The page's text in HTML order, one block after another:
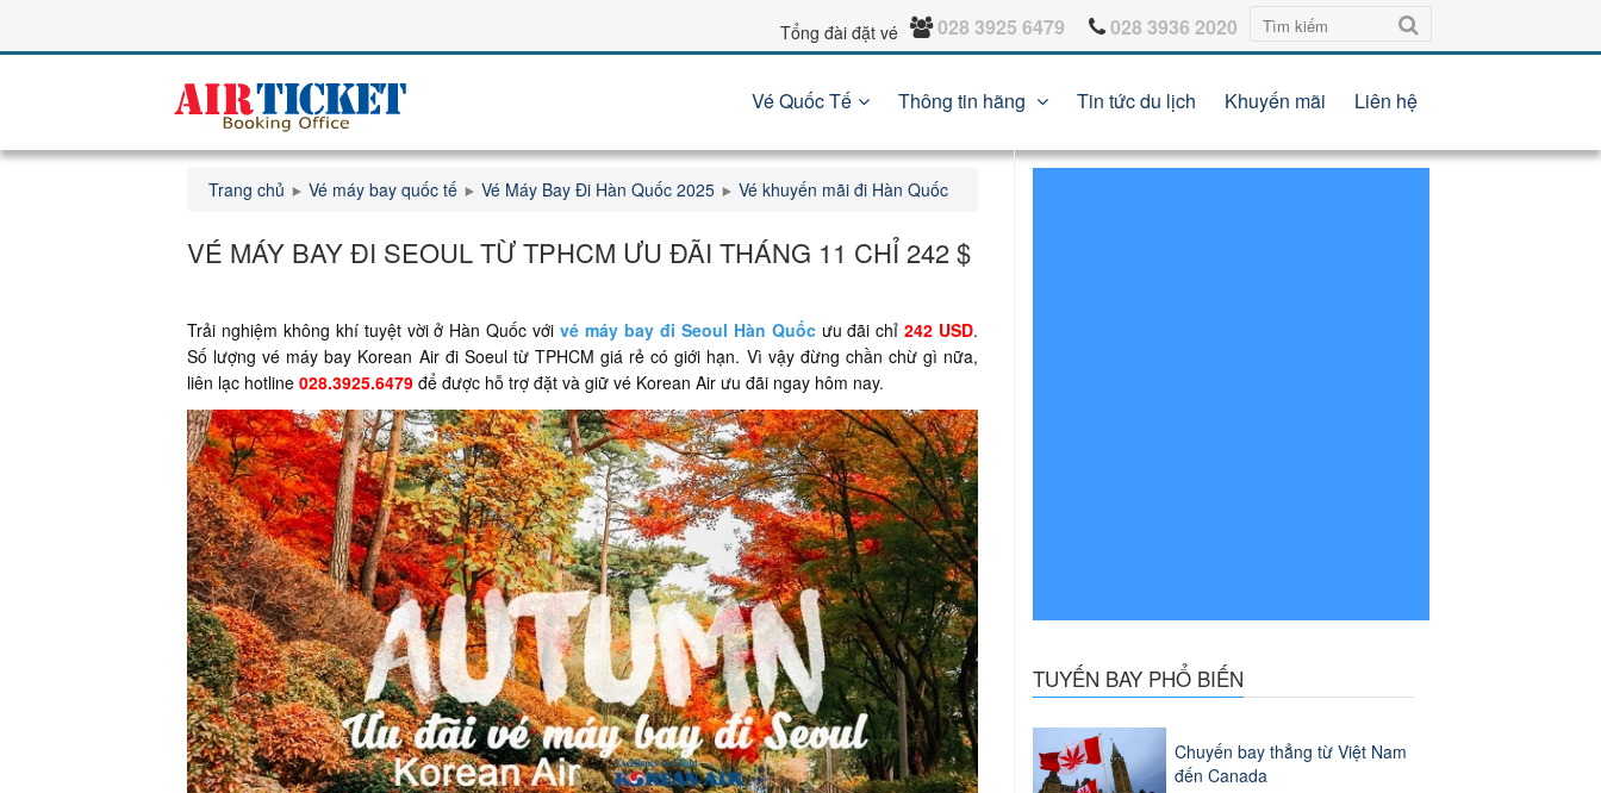
Tổng đài đặt vé 028 3925 6479 028 3936 2020
Vé Quốc Tế Thông tin hãng Tin tức du lịch Khuyến mãi Liên hệ
Trang chủ Vé máy bay quốc tế Vé Máy Bay Đi Hàn Quốc 2025 Vé khuyến mãi đi Hàn Quốc
VÉ MÁY BAY ĐI SEOUL TỪ TPHCM ƯU ĐÃI THÁNG 11 CHỈ 242 $
Trải nghiệm không khí tuyệt vời ở Hàn Quốc vớivé máy bay đi Seoul Hàn Quốc ưu đãi chỉ242 USD.
Số lượng vé máy bay Korean Air đi Soeul từ TPHCM giá rẻ có giới hạn. Vì vậy đừng chần chừ gì nữa,
liên lạc hotline 028.3925.6479 để được hỗ trợ đặt và giữ vé Korean Air ưu đãi ngay hôm nay.
TUYẾN BAY PHỔ BIẾN
Chuyến bay thẳng từ Việt Nam
đến Canada